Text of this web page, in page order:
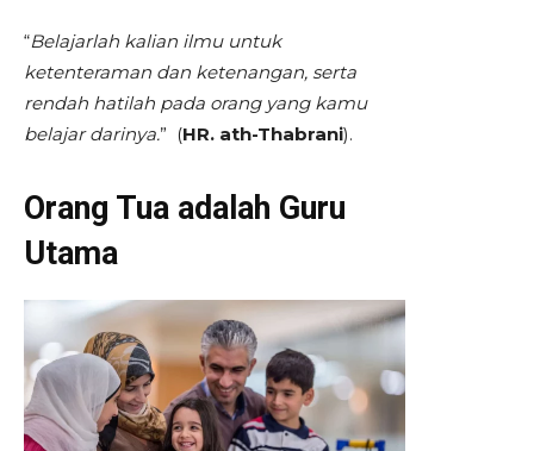
“Belajarlah kalian ilmu untuk
ketenteraman dan ketenangan, serta
rendah hatilah pada orang yang kamu
belajar darinya.” (HR. ath-Thabrani).
Orang Tua adalah Guru
Utama